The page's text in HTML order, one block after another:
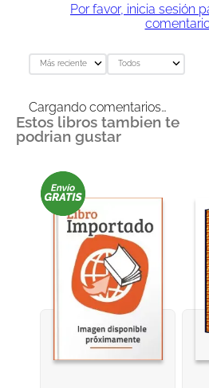
Por favor, inicia sesión
Más reciente Todos
Cargando comentarios…
Estos libros tambien te
podrian gustar